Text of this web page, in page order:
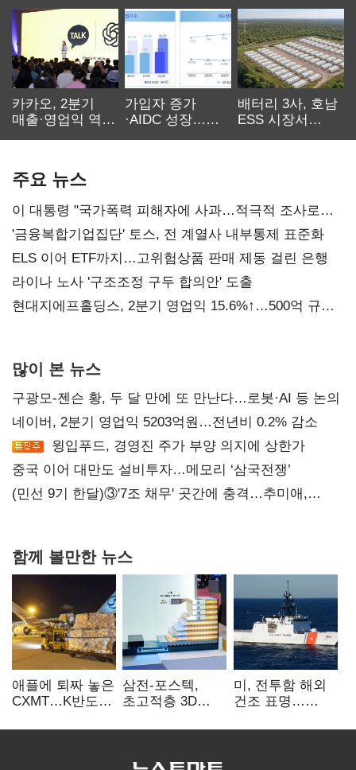
카카오, 2분기
매출·영업익 역대
가입자 증가
·AIDC 성장…
배터리 3사, 호남
ESS 시장서
주요 뉴스
이 대통령 "국가폭력 피해자에 사과…적극적 조사로
진실 밝혀야"
'금융복합기업집단' 토스, 전 계열사 내부통제 표준화
ELS 이어 ETF까지…고위험상품 판매 제동 걸린 은행
라이나 노사 '구조조정 구두 합의안' 도출
현대지에프홀딩스, 2분기 영업익 15.6%↑…500억 규모
많이 본 뉴스
구광모-젠슨 황, 두 달 만에 또 만난다…로봇·AI 등 논의
네이버, 2분기 영업익 5203억원…전년비 0.2% 감소
윙입푸드, 경영진 주가 부양 의지에 상한가
중국 이어 대만도 설비투자…메모리 ‘삼국전쟁’
(민선 9기 한달)③'7조 채무' 곳간에 충격…추미애,
함께 볼만한 뉴스
애플에 퇴짜 놓은
CXMT…K반도체
삼전-포스텍,
초고적층 3D
성능·전력효율
미, 전투함 해외
건조 표명…
‘청신호’